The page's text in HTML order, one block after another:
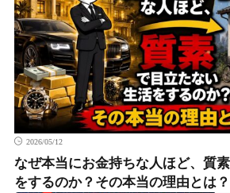
2026/05/12
なぜ本当にお金持ちな人ほど、質
をするのか？その本当の理由とは？